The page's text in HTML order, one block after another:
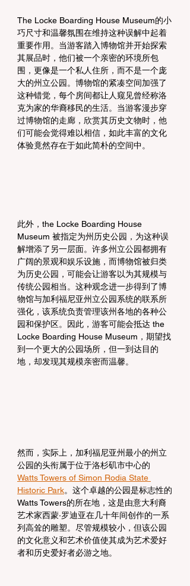
The Locke Boarding House Museum的小
巧尺寸和温馨氛围在维持这种误解中起着
重要作用。当游客踏入博物馆并开始探索
其展品时，他们被一个亲密的环境所包
围，更像是一个私人住所，而不是一个庞
大的州立公园。博物馆的紧凑空间加强了
这种错觉，每个房间都让人窥见曾经称洛
克为家的华裔移民的生活。当游客漫步穿
过博物馆的走廊，欣赏其历史文物时，他
们可能会觉得难以相信，如此丰富的文化
体验竟然存在于如此简朴的空间中。
此外，the Locke Boarding House
Museum 被指定为州历史公园，为这种误
解增添了另一层面。许多州立公园都拥有
广阔的景观和娱乐设施，而博物馆被归类
为历史公园，可能会让游客以为其规模与
传统公园相当。这种观念进一步得到了博
物馆与加利福尼亚州立公园系统的联系所
强化，该系统负责管理该州各地的各种公
园和保护区。因此，游客可能会抵达 the
Locke Boarding House Museum，期望找
到一个更大的公园场所，但一到达目的
地，却发现其规模亲密而温馨。
然而，实际上，加利福尼亚州最小的州立
公园的头衔属于位于洛杉矶市中心的
Watts Towers of Simon Rodia State
Historic Park。这个卓越的公园是标志性的
Watts Towers的所在地，这是由意大利裔
艺术家西蒙·罗迪亚在几十年间创作的一系
列高耸的雕塑。尽管规模较小，但该公园
的文化意义和艺术价值使其成为艺术爱好
者和历史爱好者必游之地。